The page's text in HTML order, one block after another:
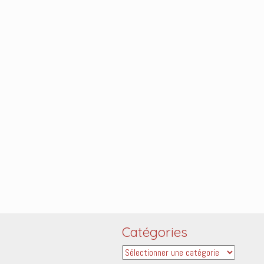
Catégories
Catégories